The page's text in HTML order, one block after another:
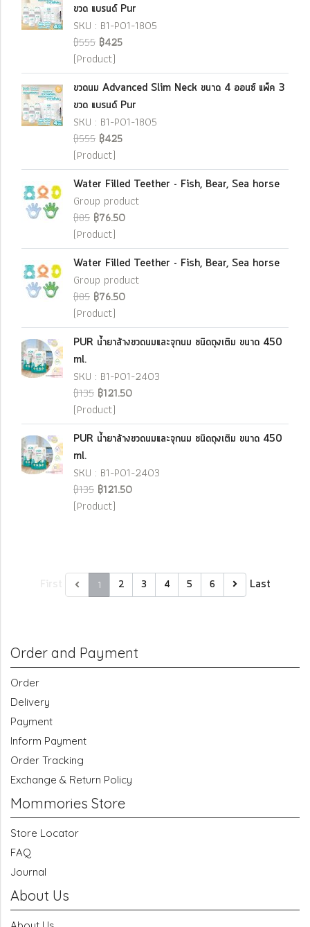
ขวด แบรนด์ Pur
SKU : B1-P01-1805
฿555 ฿425
(Product)
ขวดนม Advanced Slim Neck ขนาด 4 ออนซ์ แพ็ค 3
ขวด แบรนด์ Pur
SKU : B1-P01-1805
฿555 ฿425
(Product)
Water Filled Teether - Fish, Bear, Sea horse
Group product
฿85 ฿76.50
(Product)
Water Filled Teether - Fish, Bear, Sea horse
Group product
฿85 ฿76.50
(Product)
PUR น้ำยาล้างขวดนมและจุกนม ชนิดถุงเติม ขนาด 450
ml.
SKU : B1-P01-2403
฿135 ฿121.50
(Product)
PUR น้ำยาล้างขวดนมและจุกนม ชนิดถุงเติม ขนาด 450
ml.
SKU : B1-P01-2403
฿135 ฿121.50
(Product)
1 2 3 4 5 6 Last
Order and Payment
Order
Delivery
Payment
Inform Payment
Order Tracking
Exchange & Return Policy
Mommories Store
Store Locator
FAQ
Journal
About Us